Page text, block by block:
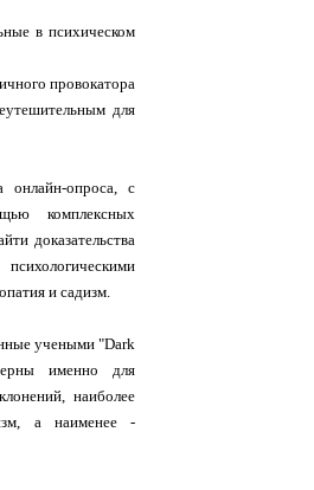
в психическом
провокатора
для
онлайн-опроса, с
комплексных
доказательства
и садизм.
учеными "Dark
именно для
наиболее
а наименее -